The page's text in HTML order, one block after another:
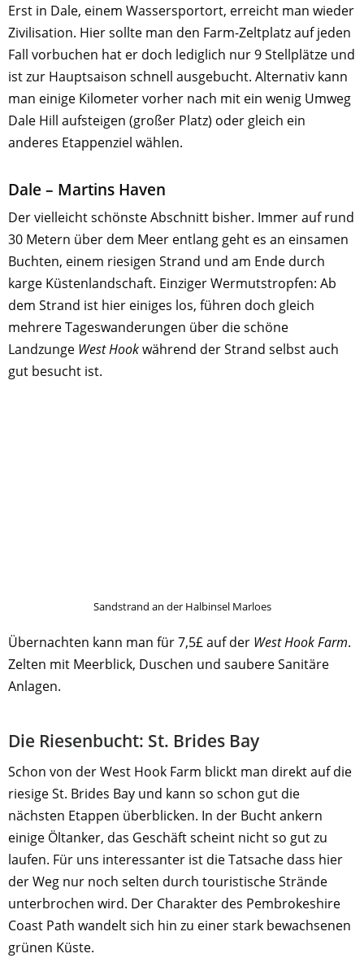
Erst in Dale, einem Wassersportort, erreicht man wieder
Zivilisation. Hier sollte man den Farm-Zeltplatz auf jeden
Fall vorbuchen hat er doch lediglich nur 9 Stellplätze und
ist zur Hauptsaison schnell ausgebucht. Alternativ kann
man einige Kilometer vorher nach mit ein wenig Umweg
Dale Hill aufsteigen (großer Platz) oder gleich ein
anderes Etappenziel wählen.
Dale – Martins Haven
Der vielleicht schönste Abschnitt bisher. Immer auf rund
30 Metern über dem Meer entlang geht es an einsamen
Buchten, einem riesigen Strand und am Ende durch
karge Küstenlandschaft. Einziger Wermutstropfen: Ab
dem Strand ist hier einiges los, führen doch gleich
mehrere Tageswanderungen über die schöne
Landzunge West Hookwährend der Strand selbst auch
gut besucht ist.
Sandstrand an der Halbinsel Marloes
Übernachten kann man für 7,5£ auf der West Hook Farm.
Zelten mit Meerblick, Duschen und saubere Sanitäre
Anlagen.
Die Riesenbucht: St. Brides Bay
Schon von der West Hook Farm blickt man direkt auf die
riesige St. Brides Bay und kann so schon gut die
nächsten Etappen überblicken. In der Bucht ankern
einige Öltanker, das Geschäft scheint nicht so gut zu
laufen. Für uns interessanter ist die Tatsache dass hier
der Weg nur noch selten durch touristische Strände
unterbrochen wird. Der Charakter des Pembrokeshire
Coast Path wandelt sich hin zu einer stark bewachsenen
grünen Küste.